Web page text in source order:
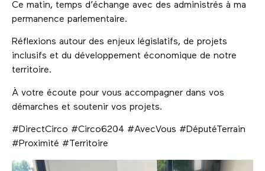
Ce matin, temps d’échange avec des administrés à ma
permanence parlementaire.
Réflexions autour des enjeux législatifs, de projets
inclusifs et du développement économique de notre
territoire.
À votre écoute pour vous accompagner dans vos
démarches et soutenir vos projets.
#DirectCirco #Circo6204 #AvecVous #DéputéTerrain
#Proximité #Territoire